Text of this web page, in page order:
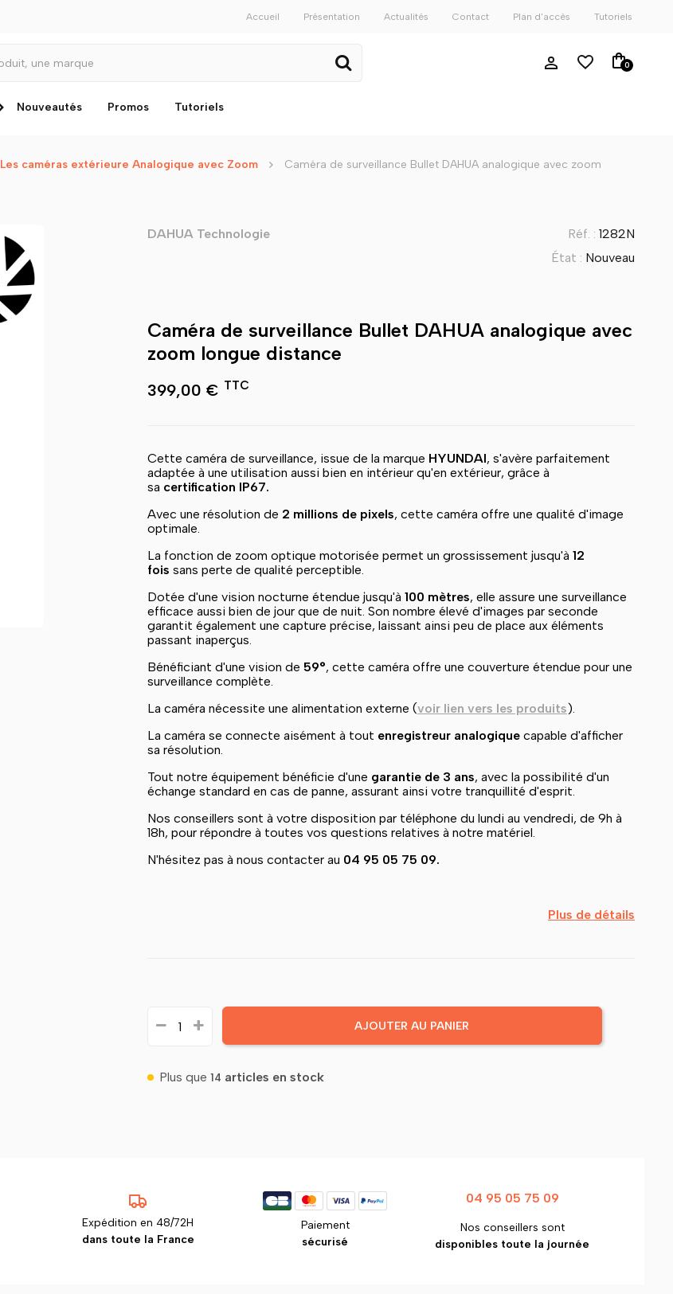
Accueil Présentation Actualités Contact Plan d'accès Tutoriels
0
Nouveautés Promos Tutoriels
Les caméras extérieure Analogique avec Zoom
Caméra de surveillance Bullet DAHUA analogique avec zoom
DAHUA Technologie Réf. : 1282N
État : Nouveau
Caméra de surveillance Bullet DAHUA analogique avec
zoom longue distance
399,00 € TTC
Cette caméra de surveillance, issue de la marque HYUNDAI, s'avère parfaitement
adaptée à une utilisation aussi bien en intérieur qu'en extérieur, grâce à
sa certification IP67.
Avec une résolution de 2 millions de pixels, cette caméra offre une qualité d'image
optimale.
La fonction de zoom optique motorisée permet un grossissement jusqu'à 12
fois sans perte de qualité perceptible.
Dotée d'une vision nocturne étendue jusqu'à 100 mètres, elle assure une surveillance
efficace aussi bien de jour que de nuit. Son nombre élevé d'images par seconde
garantit également une capture précise, laissant ainsi peu de place aux éléments
passant inaperçus.
Bénéficiant d'une vision de 59°, cette caméra offre une couverture étendue pour une
surveillance complète.
La caméra nécessite une alimentation externe (voir lien vers les produits).
La caméra se connecte aisément à tout enregistreur analogiquecapable d'afficher
sa résolution.
Tout notre équipement bénéficie d'une garantie de 3 ans, avec la possibilité d'un
échange standard en cas de panne, assurant ainsi votre tranquillité d'esprit.
Nos conseillers sont à votre disposition par téléphone du lundi au vendredi, de 9h à
18h, pour répondre à toutes vos questions relatives à notre matériel.
N'hésitez pas à nous contacter au 04 95 05 75 09.
Plus de détails
AJOUTER AU PANIER
Plus que 14 articles en stock
Expédition en 48/72H
dans toute la France
Paiement
sécurisé
04 95 05 75 09
Nos conseillers sont
disponibles toute la journée